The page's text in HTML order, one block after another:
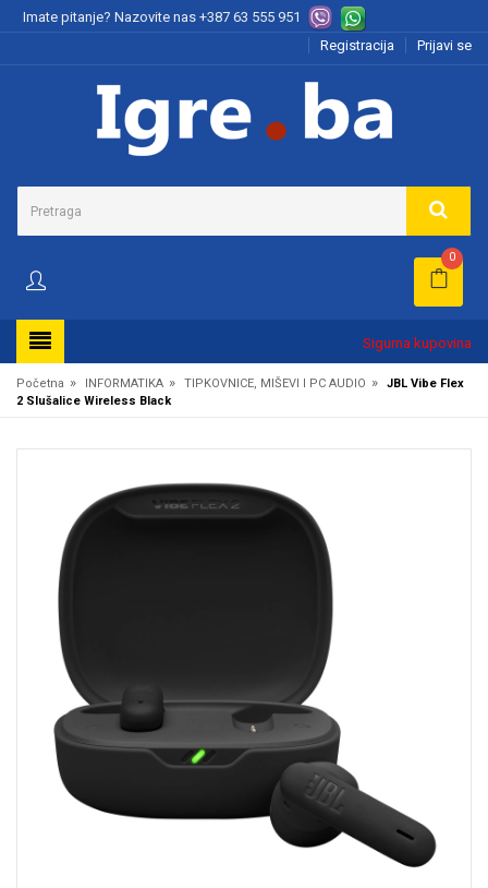
Imate pitanje? Nazovite nas +387 63 555 951
Registracija
Prijavi se
0
Sigurna kupovina
Početna » INFORMATIKA » TIPKOVNICE, MIŠEVI I PC AUDIO »
JBL Vibe Flex
2 Slušalice Wireless Black